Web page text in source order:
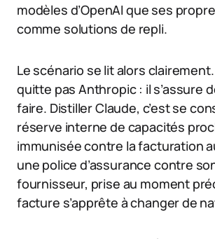
modèles d’OpenAI que ses
comme solutions de repli.
Le scénario se lit alors
quitte pas Anthropic : il s’assure
faire. Distiller Claude, c’est se
réserve interne de capacités
immunisée contre la facturation
une police d’assurance contre
fournisseur, prise au moment
facture s’apprête à changer de